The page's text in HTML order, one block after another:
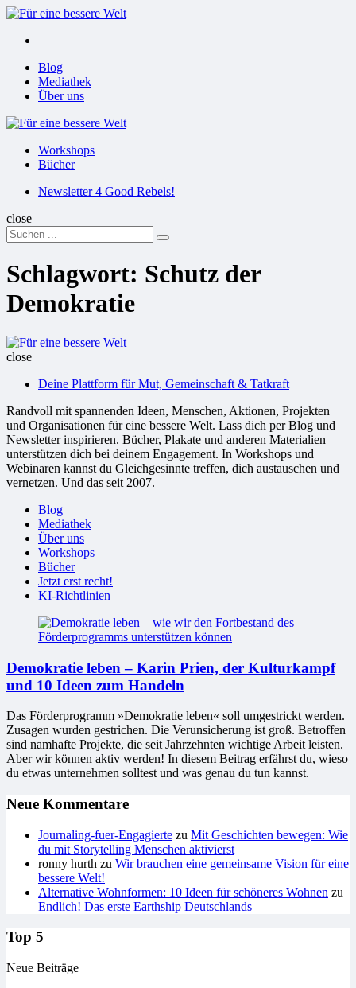
Menu
Menu
Blog
Mediathek
Über uns
Für
Workshops
Bücher
SuchenNewsletter 4 Good Rebels!
close
Search
for:
Suchen
Schlagwort: Schutz der
Demokratie
Für
Welt
close
Deine Plattform für Mut, Gemeinschaft & Tatkraft
Randvoll mit spannenden Ideen, Menschen, Aktionen, Projekten
und Organisationen für eine bessere Welt. Lass dich per Blog und
Newsletter inspirieren. Bücher, Plakate und anderen Materialien
unterstützen dich bei deinem Engagement. In Workshops und
Webinaren kannst du Gleichgesinnte treffen, dich austauschen und
vernetzen. Und das seit 2007.
Blog
Mediathek
Über uns
Workshops
Bücher
Jetzt erst recht!
KI-Richtlinien
Demokratie leben – Karin Prien, der Kulturkampf
und 10 Ideen zum Handeln
Das Förderprogramm »Demokratie leben« soll umgestrickt werden.
Zusagen wurden gestrichen. Die Verunsicherung ist groß. Betroffen
sind namhafte Projekte, die seit Jahrzehnten wichtige Arbeit leisten.
Aber wir können aktiv werden! In diesem Beitrag erfährst du, wieso
du etwas unternehmen solltest und was genau du tun kannst.
Neue Kommentare
Journaling-fuer-Engagierte zu Mit Geschichten bewegen: Wie
du mit Storytelling Menschen aktivierst
ronny hurth zu Wir brauchen eine gemeinsame Vision für eine
bessere Welt!
Alternative Wohnformen: 10 Ideen für schöneres Wohnen zu
Endlich! Das erste Earthship Deutschlands
Top 5
Neue Beiträge